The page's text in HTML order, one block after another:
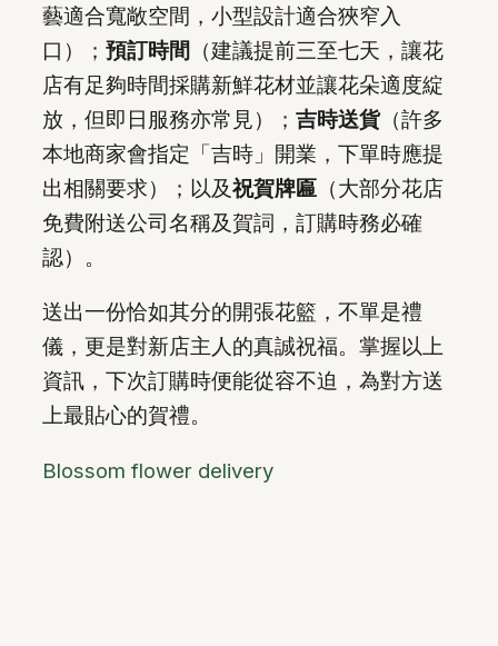
藝適合寬敞空間，小型設計適合狹窄入
口）； 預訂時間 （建議提前三至七天，讓花
店有足夠時間採購新鮮花材並讓花朵適度綻
放，但即日服務亦常見）； 吉時送貨（許多
本地商家會指定「吉時」開業，下單時應提
出相關要求）；以及祝賀牌匾 （大部分花店
免費附送公司名稱及賀詞，訂購時務必確
認）。
送出一份恰如其分的開張花籃，不單是禮
儀，更是對新店主人的真誠祝福。掌握以上
資訊，下次訂購時便能從容不迫，為對方送
上最貼心的賀禮。
Blossom flower delivery